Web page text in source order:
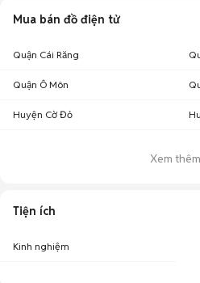
Mua bán đồ điện tử
Quận Cái Răng
Quận Ô Môn
Huyện Cờ Đỏ
Xem thêm
Tiện ích
Kinh nghiệm